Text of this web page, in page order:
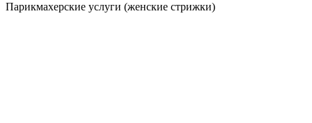
Парикмахерские услуги (женские стрижки)